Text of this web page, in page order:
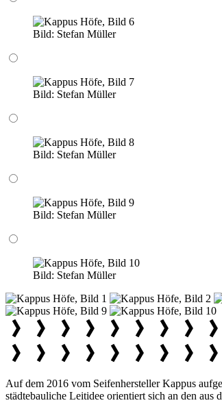
Bild: Stefan Müller
Bild: Stefan Müller
Bild: Stefan Müller
Bild: Stefan Müller
Bild: Stefan Müller
Auf dem 2016 vom Seifenhersteller Kappus
städtebauliche Leitidee orientiert sich an den aus